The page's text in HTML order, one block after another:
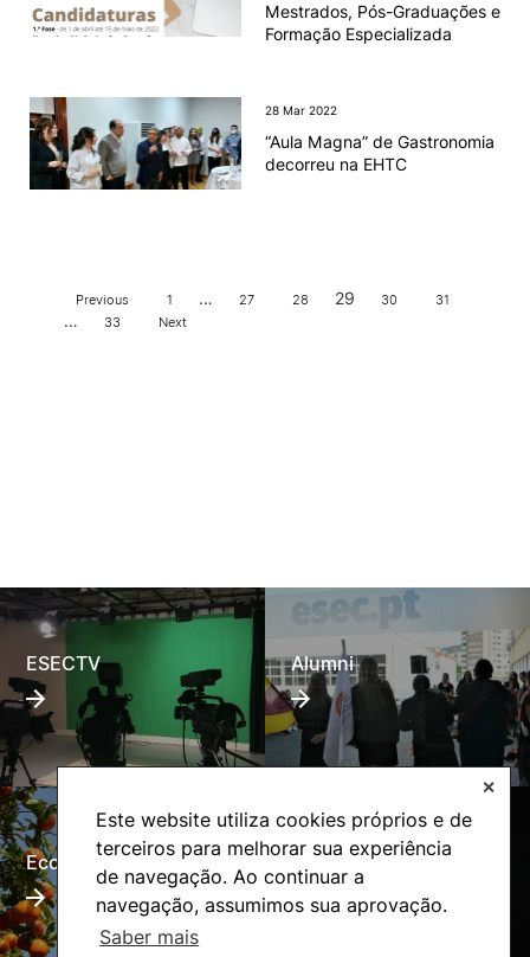
Este website utiliza cookies próprios e de
terceiros para melhorar sua experiência
de navegação. Ao continuar a
navegação, assumimos sua aprovação.
Saber mais
✕
Mestrados, Pós-Graduações e
Formação Especializada
28 Mar 2022
“Aula Magna” de Gastronomia
decorreu na EHTC
Previous 1 … 27 28 29 30 31
… 33 Next
ESECTV Alumni
Eco-Escola Internacional